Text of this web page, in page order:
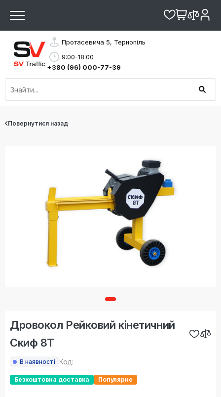
Протасевича 5, Тернопіль
9:00-18:00
+380 (96) 000-77-39
Повернутися назад
Дровокол Рейковий кінетичний
Скиф 8Т
В наявності Код:
Безкоштовна доставка Популярне